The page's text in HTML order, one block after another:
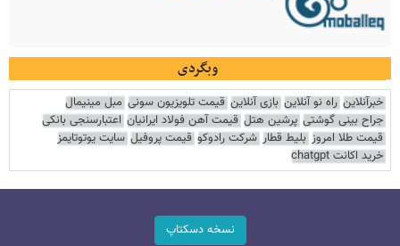
وبگردی
خبرآنلاین راه نو آنلاین بازی آنلاین قیمت تلویزیون سونی مبل مینیمال
جراح بینی گوشتی پرشین هتل قیمت آهن فولاد ایرانیان اعتبارسنجی بانکی
قیمت طلا امروز بلیط قطار شرکت رادوکو قیمت پروفیل سایت یوتوتایمز
خرید اکانت chatgpt
نسخه دسکتاپ